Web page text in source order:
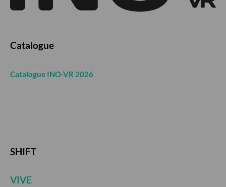
Catalogue
Catalogue INO-VR 2026
SHIFT
VIVE